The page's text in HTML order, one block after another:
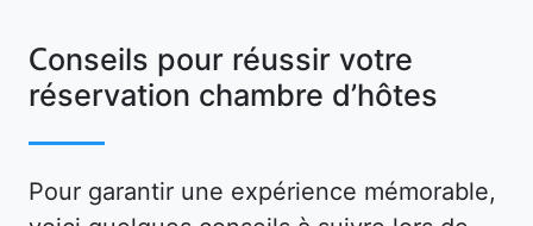
Conseils pour réussir votre
réservation chambre d’hôtes
Pour garantir une expérience mémorable,